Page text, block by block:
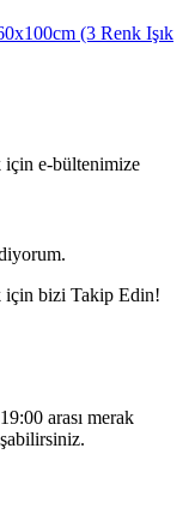
(3 Renk Işık
için e-bültenimize
için bizi Takip Edin!
arası merak